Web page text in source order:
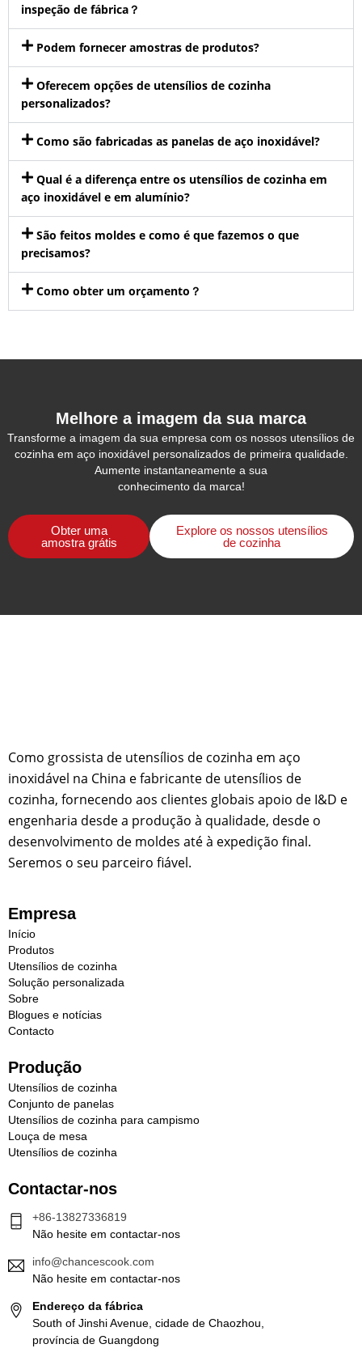
inspeção de fábrica？
Podem fornecer amostras de produtos?
Oferecem opções de utensílios de cozinha
personalizados?
Como são fabricadas as panelas de aço inoxidável?
Qual é a diferença entre os utensílios de cozinha em
aço inoxidável e em alumínio?
São feitos moldes e como é que fazemos o que
precisamos?
Como obter um orçamento？
Melhore a imagem da sua marca
Transforme a imagem da sua empresa com os nossos utensílios de
cozinha em aço inoxidável personalizados de primeira qualidade.
Aumente instantaneamente a sua
conhecimento da marca!
Obter uma
amostra grátis
Explore os nossos utensílios
de cozinha
Como grossista de utensílios de cozinha em aço
inoxidável na China e fabricante de utensílios de
cozinha, fornecendo aos clientes globais apoio de I&D e
engenharia desde a produção à qualidade, desde o
desenvolvimento de moldes até à expedição final.
Seremos o seu parceiro fiável.
Empresa
Início
Produtos
Utensílios de cozinha
Solução personalizada
Sobre
Blogues e notícias
Contacto
Produção
Utensílios de cozinha
Conjunto de panelas
Utensílios de cozinha para campismo
Louça de mesa
Utensílios de cozinha
Contactar-nos
+86-13827336819
Não hesite em contactar-nos
info@chancescook.com
Não hesite em contactar-nos
Endereço da fábrica
South of Jinshi Avenue, cidade de Chaozhou,
província de Guangdong